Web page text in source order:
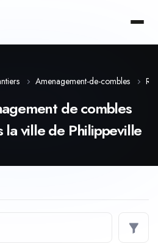
Amenagement-de-combles
de combles
la ville de Philippeville